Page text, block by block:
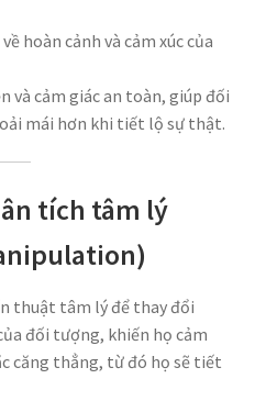
hoàn cảnh và cảm xúc của
và cảm giác an toàn, giúp đối
mái hơn khi tiết lộ sự thật.
tích tâm lý
thuật tâm lý để thay đổi
đối tượng, khiến họ cảm
căng thẳng, từ đó họ sẽ tiết